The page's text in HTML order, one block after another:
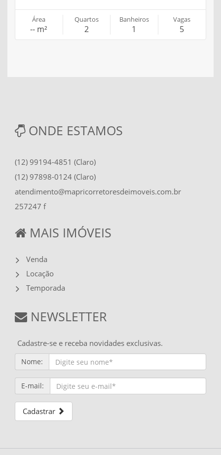
Área
-- m²
Quartos
2
Banheiros
1
Vagas
5
ONDE ESTAMOS
(12) 99194-4851 (Claro)
(12) 97898-0124 (Claro)
atendimento@mapricorretoresdeimoveis.com.br
257247 f
MAIS IMÓVEIS
Venda
Locação
Temporada
NEWSLETTER
Cadastre-se e receba novidades exclusivas.
Nome:
E-mail:
Cadastrar